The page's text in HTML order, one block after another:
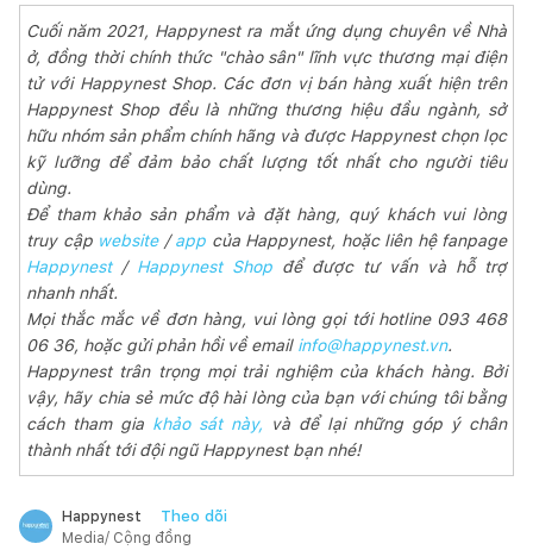
Cuối năm 2021, Happynest ra mắt ứng dụng chuyên về Nhà
ở, đồng thời chính thức "chào sân" lĩnh vực thương mại điện
tử với Happynest Shop. Các đơn vị bán hàng xuất hiện trên
Happynest Shop đều là những thương hiệu đầu ngành, sở
hữu nhóm sản phẩm chính hãng và được Happynest chọn lọc
kỹ lưỡng để đảm bảo chất lượng tốt nhất cho người tiêu
dùng.
Để tham khảo sản phẩm và đặt hàng, quý khách vui lòng
truy cập website/app của Happynest, hoặc liên hệ fanpage
Happynest/ Happynest Shop để được tư vấn và hỗ trợ
nhanh nhất.
Mọi thắc mắc về đơn hàng, vui lòng gọi tới hotline 093 468
06 36, hoặc gửi phản hồi về email info@happynest.vn.
Happynest trân trọng mọi trải nghiệm của khách hàng. Bởi
vậy, hãy chia sẻ mức độ hài lòng của bạn với chúng tôi bằng
cách tham gia khảo sát này, và để lại những góp ý chân
thành nhất tới đội ngũ Happynest bạn nhé!
Happynest Theo dõi
Media/ Cộng đồng